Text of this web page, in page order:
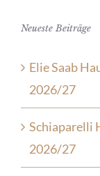
Neueste Beiträge
Elie Saab
2026/27
Schiaparelli
2026/27